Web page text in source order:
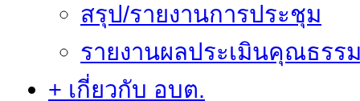
สรุป/รายงานการประชุม
รายงานผลประเมินคุณธรร
+ เกี่ยวกับ อบต.